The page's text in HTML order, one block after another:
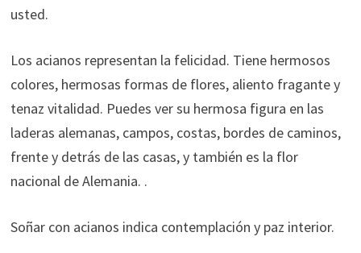
usted.
Los acianos representan la felicidad. Tiene hermosos
colores, hermosas formas de flores, aliento fragante y
tenaz vitalidad. Puedes ver su hermosa figura en las
laderas alemanas, campos, costas, bordes de caminos,
frente y detrás de las casas, y también es la flor
nacional de Alemania. .
Soñar con acianos indica contemplación y paz interior.